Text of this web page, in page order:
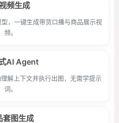
频生成
，一键生成带货口播与商品展示视
频。
AI Agent
解上下文并执行出图，无需学提示
词。
套图生成